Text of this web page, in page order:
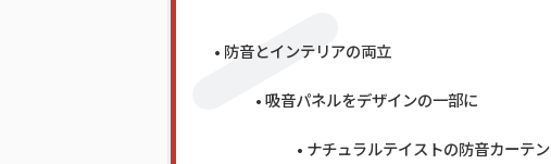
防音とインテリアの両立
吸音パネルをデザインの一部に
ナチュラルテイストの防音カーテン